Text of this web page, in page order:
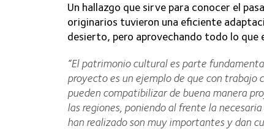
Un hallazgo que sirve para conocer el
originarios tuvieron una eficiente
desierto, pero aprovechando todo lo que
“El patrimonio cultural es parte
proyecto es un ejemplo de que con trabajo
pueden compatibilizar de buena manera
las regiones, poniendo al frente la
han realizado son muy importantes y dan